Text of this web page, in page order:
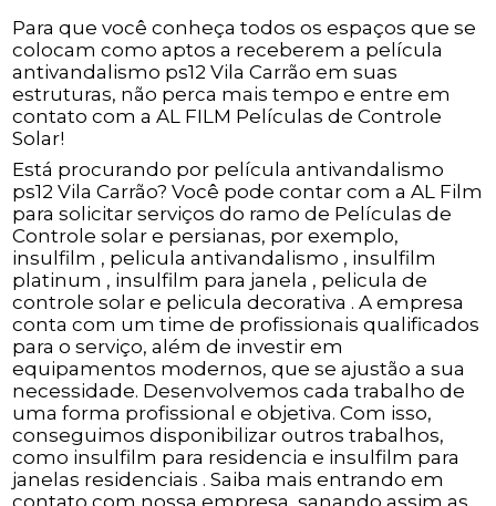
Para que você conheça todos os espaços que se
colocam como aptos a receberem a película
antivandalismo ps12 Vila Carrão em suas
estruturas, não perca mais tempo e entre em
contato com a AL FILM Películas de Controle
Solar!
Está procurando por película antivandalismo
ps12 Vila Carrão? Você pode contar com a AL Film
para solicitar serviços do ramo de Películas de
Controle solar e persianas, por exemplo,
insulfilm , pelicula antivandalismo , insulfilm
platinum , insulfilm para janela , pelicula de
controle solar e pelicula decorativa . A empresa
conta com um time de profissionais qualificados
para o serviço, além de investir em
equipamentos modernos, que se ajustão a sua
necessidade. Desenvolvemos cada trabalho de
uma forma profissional e objetiva. Com isso,
conseguimos disponibilizar outros trabalhos,
como insulfilm para residencia e insulfilm para
janelas residenciais . Saiba mais entrando em
contato com nossa empresa, sanando assim as